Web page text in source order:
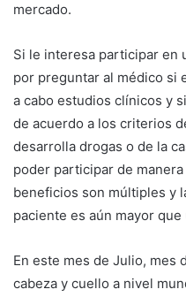
mercado.
Si le interesa participar en
por preguntar al médico si
a cabo estudios clínicos y
de acuerdo a los criterios
desarrolla drogas o de la
poder participar de
beneficios son múltiples y
paciente es aún mayor
En este mes de Julio, mes
cabeza y cuello a nivel